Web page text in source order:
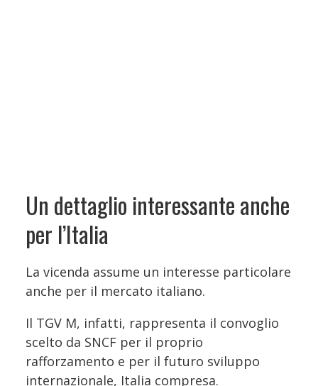
Un dettaglio interessante anche
per l’Italia
La vicenda assume un interesse particolare
anche per il mercato italiano.
Il TGV M, infatti, rappresenta il convoglio
scelto da SNCF per il proprio
rafforzamento e per il futuro sviluppo
internazionale, Italia compresa.